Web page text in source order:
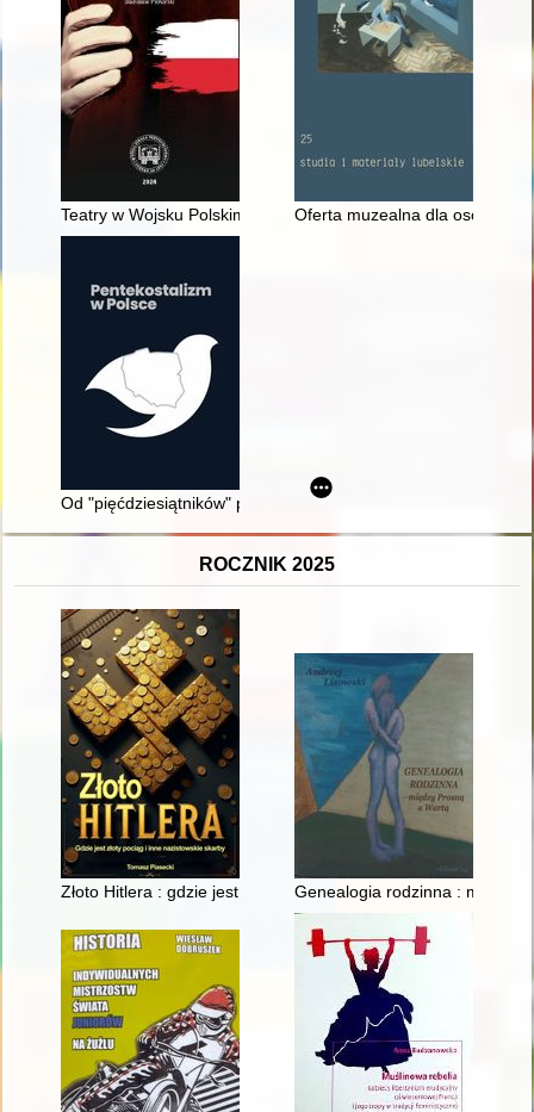
Teatry w Wojsku Polskim Oferta muzealna dla osób g/
Od "pięćdziesiątników" przez "nogoumywalców" i "prostaków"
ROCZNIK 2025
Złoto Hitlera : gdzie jest złoty pociąg i inne nazistowskie skarby
Genealogia rodzinna : między